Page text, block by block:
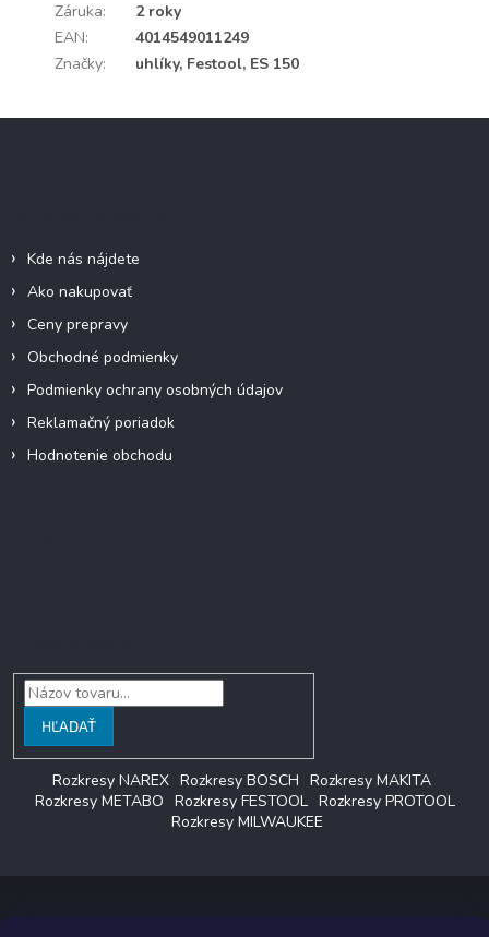
Záruka:
2 roky
EAN:
4014549011249
Značky: uhlíky, Festool, ES 150
Kde nás nájdete
Ako nakupovať
Ceny prepravy
Obchodné podmienky
Podmienky ochrany osobných údajov
Reklamačný poriadok
Hodnotenie obchodu
HĽADAŤ
Rozkresy NAREX Rozkresy BOSCH Rozkresy MAKITA
Rozkresy METABO Rozkresy FESTOOL Rozkresy PROTOOL
Rozkresy MILWAUKEE